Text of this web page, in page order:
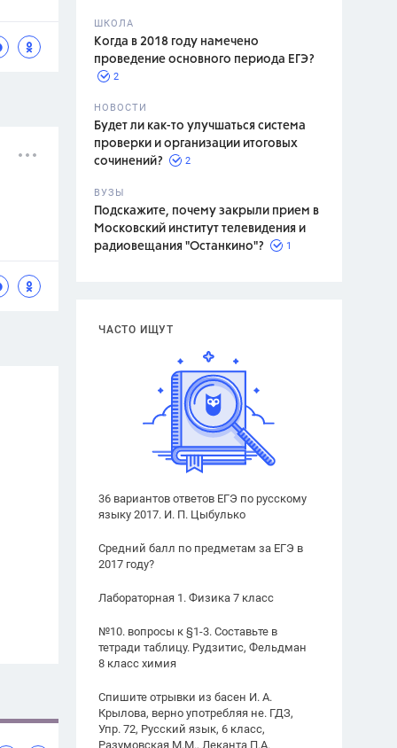
ШКОЛА
Когда в 2018 году намечено
проведение основного периода ЕГЭ?
2
НОВОСТИ
Будет ли как-то улучшаться система
проверки и организации итоговых
сочинений?
2
ВУЗЫ
Подскажите, почему закрыли прием в
Московский институт телевидения и
радиовещания "Останкино"?
1
ЧАСТО ИЩУТ
36 вариантов ответов ЕГЭ по русскому
языку 2017. И. П. Цыбулько
Средний балл по предметам за ЕГЭ в
2017 году?
Лабораторная 1. Физика 7 класс
№10. вопросы к §1-3. Составьте в
тетради таблицу. Рудзитис, Фельдман
8 класс химия
Спишите отрывки из басен И. А.
Крылова, верно употребляя не. ГДЗ,
Упр. 72, Русский язык, 6 класс,
Разумовская М.М., Леканта П.А.